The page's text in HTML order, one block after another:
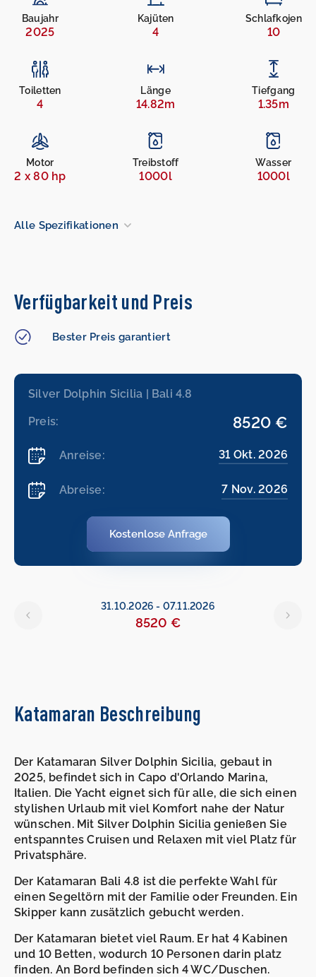
Baujahr
2025
Kajüten
4
Schlafkojen
10
Toiletten
4
Länge
14.82m
Tiefgang
1.35m
Motor
2 x 80 hp
Treibstoff
1000l
Wasser
1000l
Alle Spezifikationen
Verfügbarkeit und Preis
Bester Preis garantiert
Silver Dolphin Sicilia | Bali 4.8
Preis: 8520 €
Anreise: 31 Okt. 2026
Abreise: 7 Nov. 2026
Kostenlose Anfrage
31.10.2026 - 07.11.2026
8520 €
Katamaran Beschreibung
Der Katamaran Silver Dolphin Sicilia, gebaut in
2025, befindet sich in Capo d'Orlando Marina,
Italien. Die Yacht eignet sich für alle, die sich einen
stylishen Urlaub mit viel Komfort nahe der Natur
wünschen. Mit Silver Dolphin Sicilia genießen Sie
entspanntes Cruisen und Relaxen mit viel Platz für
Privatsphäre.
Der Katamaran Bali 4.8 ist die perfekte Wahl für
einen Segeltörn mit der Familie oder Freunden. Ein
Skipper kann zusätzlich gebucht werden.
Der Katamaran bietet viel Raum. Er hat 4 Kabinen
und 10 Betten, wodurch 10 Personen darin platz
finden. An Bord befinden sich 4 WC/Duschen.